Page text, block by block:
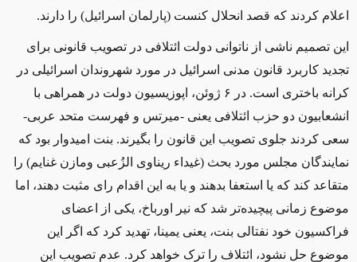
اعلام کردند که قصد انحلال کنست (پارلمان اسرائیل) را دارند.
این تصمیم ناشی از ناتوانی دولت ائتلافی در تصویب قانونی برای
تجدید کاربرد قانون مدنی اسرائیل در مورد شهروندان اسرائیلی در
کرانه باختری است. در ۶ ژوئن، اپوزیسیون دولت در همراهی با
انشعابیون دو حزب ائتلافی یعنی -‌میرتس و فهرست متحد عربی-
سعی کردند جلوی تصویب این قانون را بگیرند. بنت امیدوار بود که
نمایندگان مجلس مورد بحث (غيداء ريناوی الزُعبی ومازن غنايم) را
متقاعد کند که یا استعفا بدهند و یا به این اقدام رای مثبت دهند، اما
موضوع زمانی پیچیده‌تر شد که نیر اورباخ، یکی از اعضای
فراکسیون خود نفتالی بنت، یعنی یمینا، تهدید کرد که اگر این
موضوع حل نشود، ائتلاف را ترک خواهد کرد. عدم تصویب این